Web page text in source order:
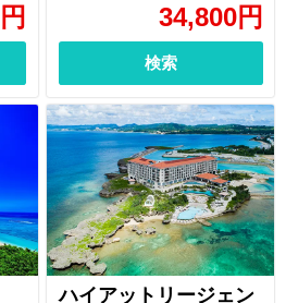
円
34,800円
検索
ハイアットリージェン